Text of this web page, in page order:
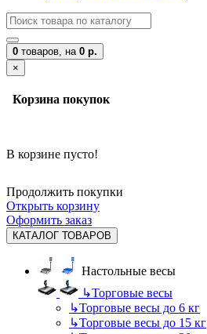
0 товаров, на 0 р.
×
Корзина покупок
В корзине пусто!
Продолжить покупки
Открыть корзину
Оформить заказ
КАТАЛОГ ТОВАРОВ
Настольные весы
↳Торговые весы
↳Торговые весы до 6 кг
↳Торговые весы до 15 кг